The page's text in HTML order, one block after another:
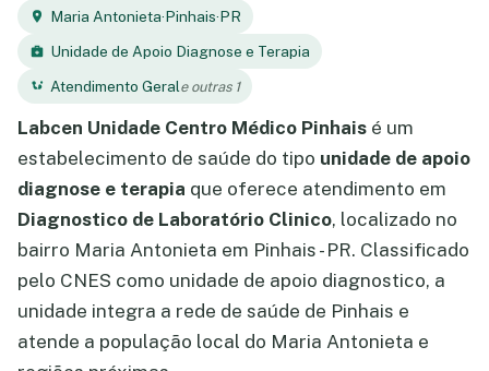
Maria Antonieta·Pinhais·PR
Unidade de Apoio Diagnose e Terapia
Atendimento Gerale outras 1
Labcen Unidade Centro Médico Pinhais é um
estabelecimento de saúde do tipo unidade de apoio
diagnose e terapia que oferece atendimento em
Diagnostico de Laboratório Clinico, localizado no
bairro Maria Antonieta em Pinhais - PR. Classificado
pelo CNES como unidade de apoio diagnostico, a
unidade integra a rede de saúde de Pinhais e
atende a população local do Maria Antonieta e